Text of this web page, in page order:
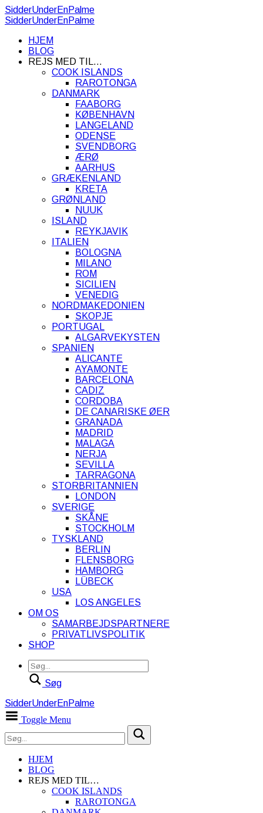
SidderUnderEnPalme
SidderUnderEnPalme
HJEM
BLOG
REJS MED TIL…
COOK ISLANDS
RAROTONGA
DANMARK
FAABORG
KØBENHAVN
LANGELAND
ODENSE
SVENDBORG
ÆRØ
AARHUS
GRÆKENLAND
KRETA
GRØNLAND
NUUK
ISLAND
REYKJAVIK
ITALIEN
BOLOGNA
MILANO
ROM
SICILIEN
VENEDIG
NORDMAKEDONIEN
SKOPJE
PORTUGAL
ALGARVEKYSTEN
SPANIEN
ALICANTE
AYAMONTE
BARCELONA
CADIZ
CORDOBA
DE CANARISKE ØER
GRANADA
MADRID
MALAGA
NERJA
SEVILLA
TARRAGONA
STORBRITANNIEN
LONDON
SVERIGE
SKÅNE
STOCKHOLM
TYSKLAND
BERLIN
FLENSBORG
HAMBORG
LÜBECK
USA
LOS ANGELES
OM OS
SAMARBEJDSPARTNERE
PRIVATLIVSPOLITIK
SHOP
Søg
SidderUnderEnPalme
Toggle Menu
HJEM
BLOG
REJS MED TIL…
COOK ISLANDS
RAROTONGA